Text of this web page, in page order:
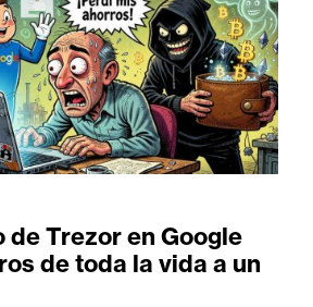
Trezor en Google
de toda la vida a un